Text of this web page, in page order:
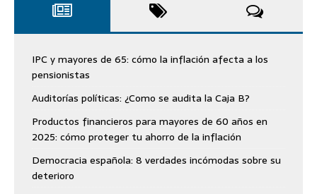
IPC y mayores de 65: cómo la inflación afecta a los
pensionistas
Auditorías políticas: ¿Como se audita la Caja B?
Productos financieros para mayores de 60 años en
2025: cómo proteger tu ahorro de la inflación
Democracia española: 8 verdades incómodas sobre su
deterioro